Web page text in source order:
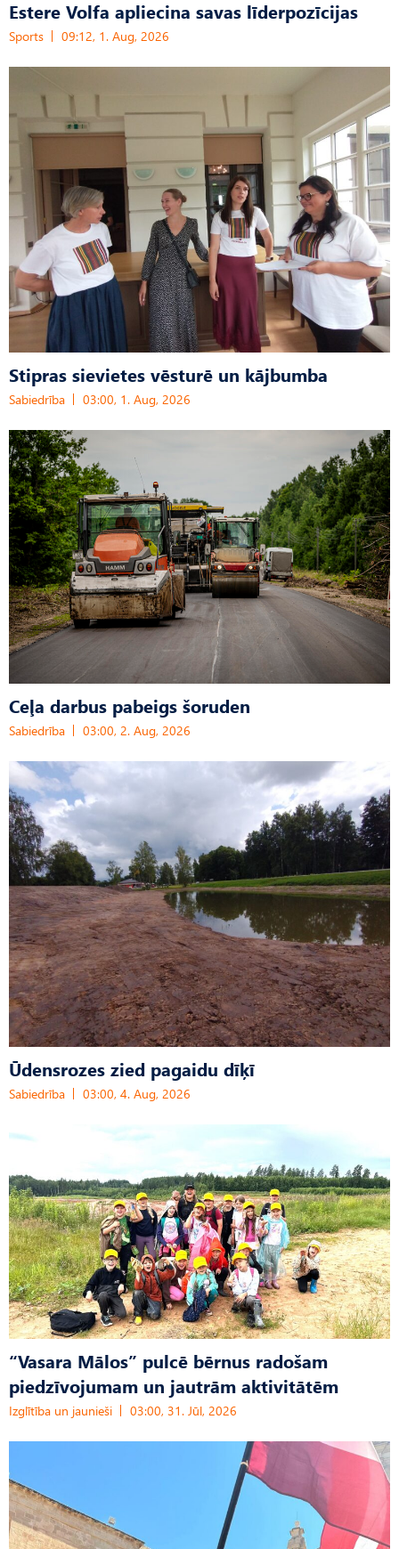
Estere Volfa apliecina savas līderpozīcijas
Sports 09:12, 1. Aug, 2026
Stipras sievietes vēsturē un kājbumba
Sabiedrība 03:00, 1. Aug, 2026
Ceļa darbus pabeigs šoruden
Sabiedrība 03:00, 2. Aug, 2026
Ūdensrozes zied pagaidu dīķī
Sabiedrība 03:00, 4. Aug, 2026
“Vasara Mālos” pulcē bērnus radošam
piedzīvojumam un jautrām aktivitātēm
Izglītība un jaunieši 03:00, 31. Jūl, 2026